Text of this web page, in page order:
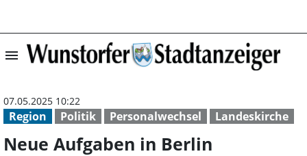
menu Neue
Region Politik Personalwechsel Landeskirche
07.05.2025 10:22
Neue Aufgaben in Berlin